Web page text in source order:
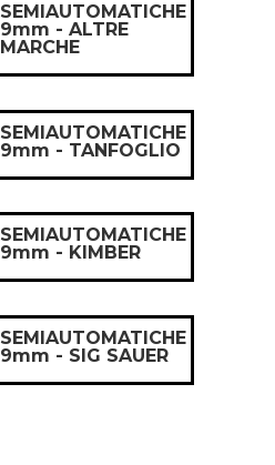
SEMIAUTOMATICHE
9mm - ALTRE
MARCHE
SEMIAUTOMATICHE
9mm - TANFOGLIO
SEMIAUTOMATICHE
9mm - KIMBER
SEMIAUTOMATICHE
9mm - SIG SAUER